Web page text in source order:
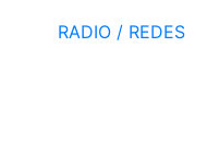
RADIO / REDES